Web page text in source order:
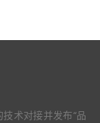
术对接并发布“品